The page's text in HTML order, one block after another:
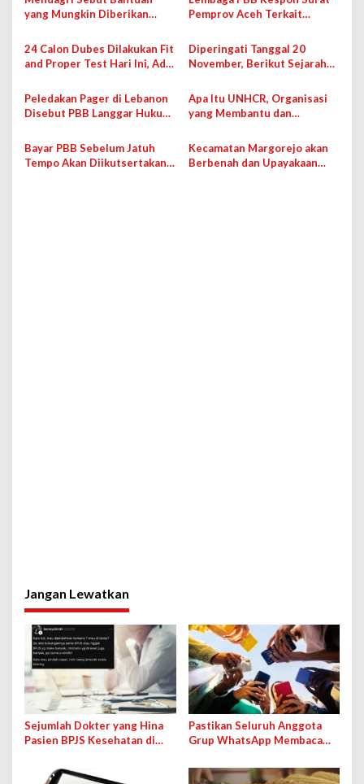
i
p
o
s
yang Mungkin Diberikan
Konseling
Pemprov Aceh Terkait
24 Calon Dubes Dilakukan Fit
and Proper Test Hari Ini, Ada
Diperingati Tanggal 20
November, Berikut Sejarah
Peledakan Pager di Lebanon
Disebut PBB Langgar Hukum
Apa Itu UNHCR, Organisasi
yang Membantu dan
Pengungsi?
Bayar PBB Sebelum Jatuh
Tempo Akan Diikutsertakan
Kecamatan Margorejo akan
Berbenah dan Upayakaan
Jangan Lewatkan
Sejumlah Dokter yang Hina
Pasien BPJS Kesehatan di
Pastikan Seluruh Anggota
Grup WhatsApp Membaca